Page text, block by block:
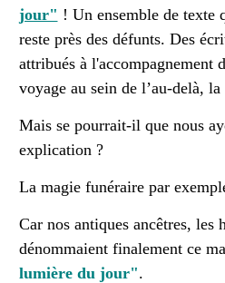
jour" ! Un ensemble de texte
reste près des défunts. Des
attribués à l'accompagnement
voyage au sein de l’au-delà,
Mais se pourrait-il que nous
explication ?
La magie funéraire par
Car nos antiques ancêtres, les
dénommaient finalement ce
lumière du jour".